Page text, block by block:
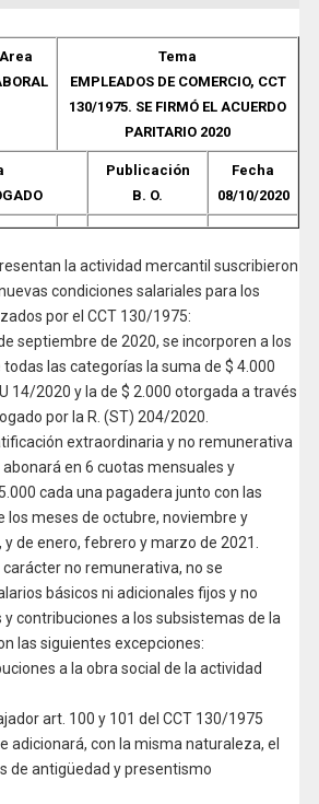
Area
Tema
EMPLEADOS DE COMERCIO, CCT
130/1975. SE FIRMÓ EL ACUERDO
PARITARIO 2020
Publicación
B. O.
Fecha
08/10/2020
la actividad mercantil suscribieron
condiciones salariales para los
por el CCT 130/1975:
septiembre de 2020, se incorporen a los
las categorías la suma de $ 4.000
14/2020 y la de $ 2.000 otorgada a través
por la R. (ST) 204/2020.
extraordinaria y no remunerativa
abonará en 6 cuotas mensuales y
cada una pagadera junto con las
los meses de octubre, noviembre y
de enero, febrero y marzo de 2021.
carácter no remunerativa, no se
básicos ni adicionales fijos y no
contribuciones a los subsistemas de la
las siguientes excepciones:
a la obra social de la actividad
art. 100 y 101 del CCT 130/1975
adicionará, con la misma naturaleza, el
de antigüedad y presentismo